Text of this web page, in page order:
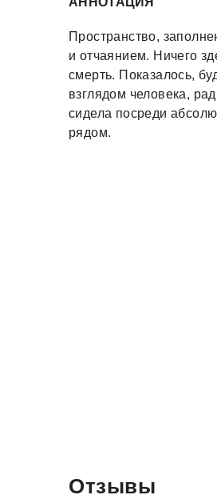
Пространство,
и отчаянием. Ничего
смерть. Показалось,
взглядом человека,
сидела посреди
рядом.
Отзывы